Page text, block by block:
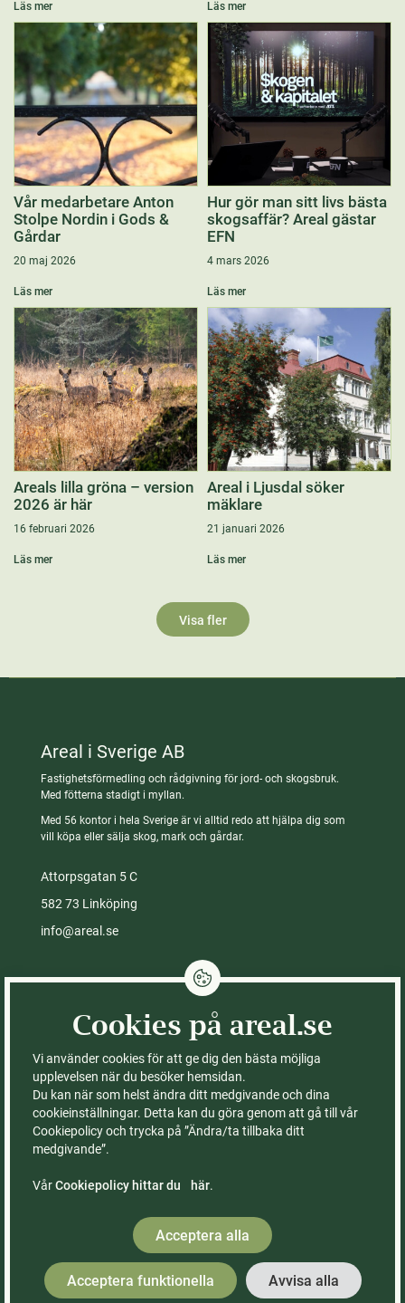
Läs mer Läs mer
Vår medarbetare Anton
Stolpe Nordin i Gods &
Gårdar
20 maj 2026
Läs mer
Hur gör man sitt livs bästa
skogsaffär? Areal gästar
EFN
4 mars 2026
Läs mer
Areals lilla gröna – version
2026 är här
16 februari 2026
Läs mer
Areal i Ljusdal söker
mäklare
21 januari 2026
Läs mer
Visa fler
Areal i Sverige AB
Fastighetsförmedling och rådgivning för jord- och skogsbruk.
Med fötterna stadigt i myllan.
Med 56 kontor i hela Sverige är vi alltid redo att hjälpa dig som
vill köpa eller sälja skog, mark och gårdar.
Attorpsgatan 5 C
582 73 Linköping
info@areal.se
Integritetspolicy
Cookies på areal.se
Fastigheter till salu
Köpa skog
Köpa gård
Köpa åker
Sälja med Areal
Kontor
Om Areal
Ledning & styrelse
FAQ – vanliga frågor
skogsfastighet
Cookies på areal.se
Vi använder cookies för att ge dig den bästa möjliga
upplevelsen när du besöker hemsidan.
Du kan när som helst ändra ditt medgivande och dina
cookieinställningar. Detta kan du göra genom att gå till vår
Cookiepolicy och trycka på ”Ändra/ta tillbaka ditt
medgivande”.
VårCookiepolicy hittar du här.
Acceptera alla
Acceptera funktionella Avvisa alla